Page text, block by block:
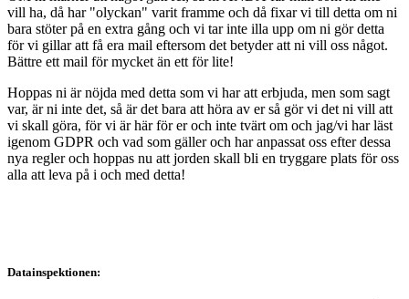
vill ha, då har "olyckan" varit framme och då fixar vi till detta om ni
bara stöter på en extra gång och vi tar inte illa upp om ni gör detta
för vi gillar att få era mail eftersom det betyder att ni vill oss något.
Bättre ett mail för mycket än ett för lite!
Hoppas ni är nöjda med detta som vi har att erbjuda, men som sagt
var, är ni inte det, så är det bara att höra av er så gör vi det ni vill att
vi skall göra, för vi är här för er och inte tvärt om och jag/vi har läst
igenom GDPR och vad som gäller och har anpassat oss efter dessa
nya regler och hoppas nu att jorden skall bli en tryggare plats för oss
alla att leva på i och med detta!
Datainspektionen: